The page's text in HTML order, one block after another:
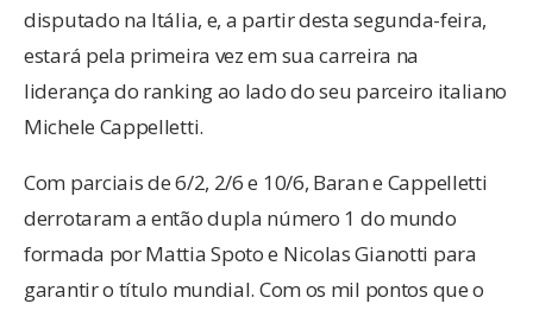
disputado na Itália, e, a partir desta segunda-feira,
estará pela primeira vez em sua carreira na
liderança do ranking ao lado do seu parceiro italiano
Michele Cappelletti.
Com parciais de 6/2, 2/6 e 10/6, Baran e Cappelletti
derrotaram a então dupla número 1 do mundo
formada por Mattia Spoto e Nicolas Gianotti para
garantir o título mundial. Com os mil pontos que o